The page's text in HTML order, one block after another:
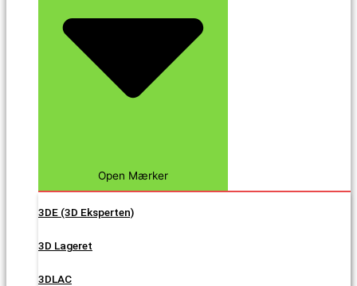
Open Mærker
3DE (3D Eksperten)
3D Lageret
3DLAC